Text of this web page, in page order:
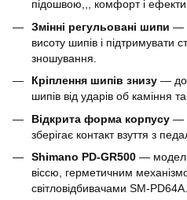
підошвою,,, комфорт і
Змінні регульовані шипи —
висоту шипів і підтримувати
зношування.
Кріплення шипів знизу —
шипів від ударів об каміння
Відкрита форма корпусу —
зберігає контакт взуття з
Shimano PD-GR500 —
віссю, герметичним
світловідбивачами SM-PD64A.